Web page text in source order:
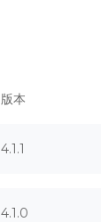
版本
4.1.1
4.1.0